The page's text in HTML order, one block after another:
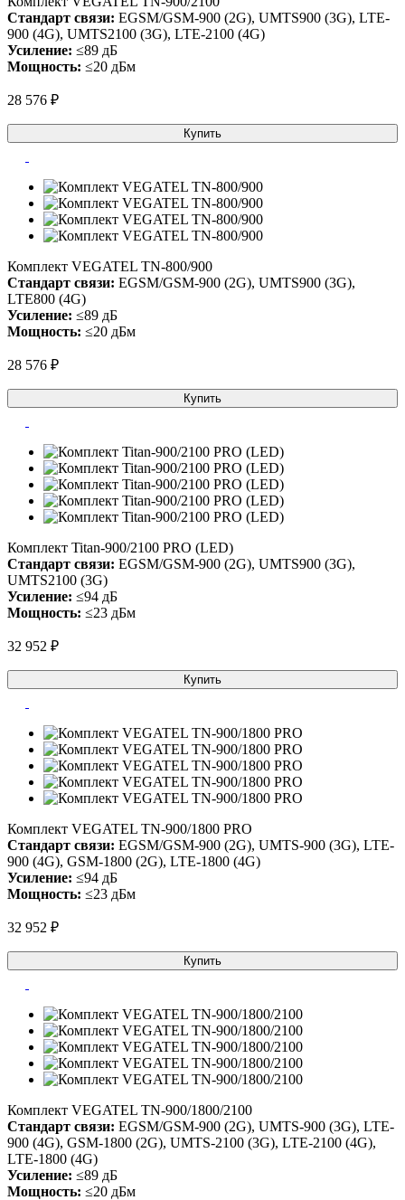
Стандарт связи: EGSM/GSM-900 (2G), UMTS900 (3G), LTE-
900 (4G), UMTS2100 (3G), LTE-2100 (4G)
Усиление: ≤89 дБ
Мощность: ≤20 дБм
28 576 ₽
Купить
Комплект VEGATEL TN-800/900
Стандарт связи: EGSM/GSM-900 (2G), UMTS900 (3G),
LTE800 (4G)
Усиление: ≤89 дБ
Мощность: ≤20 дБм
28 576 ₽
Купить
Комплект Titan-900/2100 PRO (LED)
Стандарт связи: EGSM/GSM-900 (2G), UMTS900 (3G),
UMTS2100 (3G)
Усиление: ≤94 дБ
Мощность: ≤23 дБм
32 952 ₽
Купить
Комплект VEGATEL TN-900/1800 PRO
Стандарт связи: EGSM/GSM-900 (2G), UMTS-900 (3G), LTE-
900 (4G), GSM-1800 (2G), LTE-1800 (4G)
Усиление: ≤94 дБ
Мощность: ≤23 дБм
32 952 ₽
Купить
Комплект VEGATEL TN-900/1800/2100
Стандарт связи: EGSM/GSM-900 (2G), UMTS-900 (3G), LTE-
900 (4G), GSM-1800 (2G), UMTS-2100 (3G), LTE-2100 (4G),
LTE-1800 (4G)
Усиление: ≤89 дБ
Мощность: ≤20 дБм